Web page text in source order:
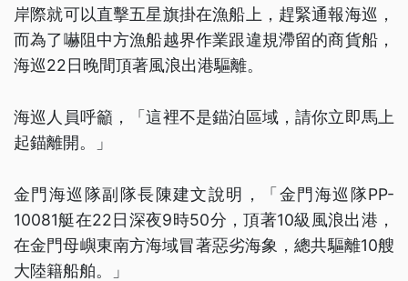
岸際就可以直擊五星旗掛在漁船上，趕緊通報海巡，
而為了嚇阻中方漁船越界作業跟違規滯留的商貨船，
海巡22日晚間頂著風浪出港驅離。
海巡人員呼籲，「這裡不是錨泊區域，請你立即馬上
起錨離開。」
金門海巡隊副隊長陳建文說明，「金門海巡隊PP-
10081艇在22日深夜9時50分，頂著10級風浪出港，
在金門母嶼東南方海域冒著惡劣海象，總共驅離10艘
大陸籍船舶。」